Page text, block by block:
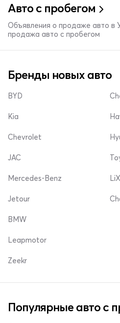
Авто с пробегом
Объявления о продаже авто в
продажа авто с пробегом
Бренды новых авто
BYD
Kia
Chevrolet
JAC
Mercedes-Benz
Jetour
BMW
Leapmotor
Zeekr
Популярные авто с